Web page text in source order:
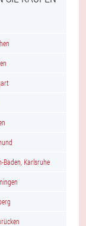
Baden, Karlsruhe